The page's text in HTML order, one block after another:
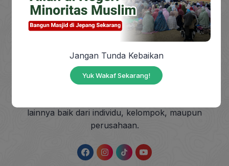
masyarakat, berdiri sejak tahun 1993, yang
berkhidmat mengangkat harkat sosial masyarakat
dhuafa dengan mendayagunakan zakat, infak,
lainnya baik dari individu, kelompok, maupun
perusahaan.
Jangan Tunda Kebaikan
Yuk Wakaf Sekarang!